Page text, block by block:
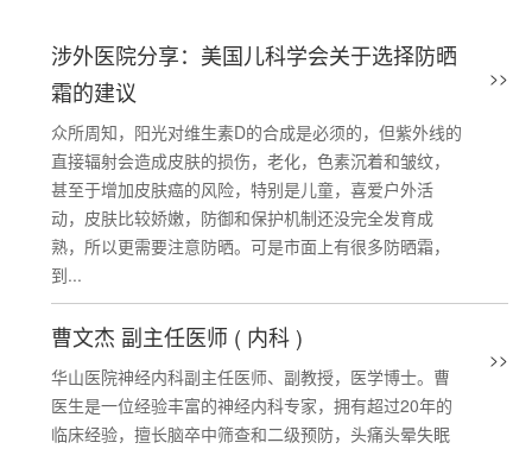
涉外医院分享：美国儿科学会关于选择防晒
霜的建议
众所周知，阳光对维生素D的合成是必须的，但紫外线的
直接辐射会造成皮肤的损伤，老化，色素沉着和皱纹，
甚至于增加皮肤癌的风险，特别是儿童，喜爱户外活
动，皮肤比较娇嫩，防御和保护机制还没完全发育成
熟，所以更需要注意防晒。可是市面上有很多防晒霜，
到...
>>
曹文杰 副主任医师 ( 内科 )
华山医院神经内科副主任医师、副教授，医学博士。曹
医生是一位经验丰富的神经内科专家，拥有超过20年的
临床经验，擅长脑卒中筛查和二级预防，头痛头晕失眠
>>